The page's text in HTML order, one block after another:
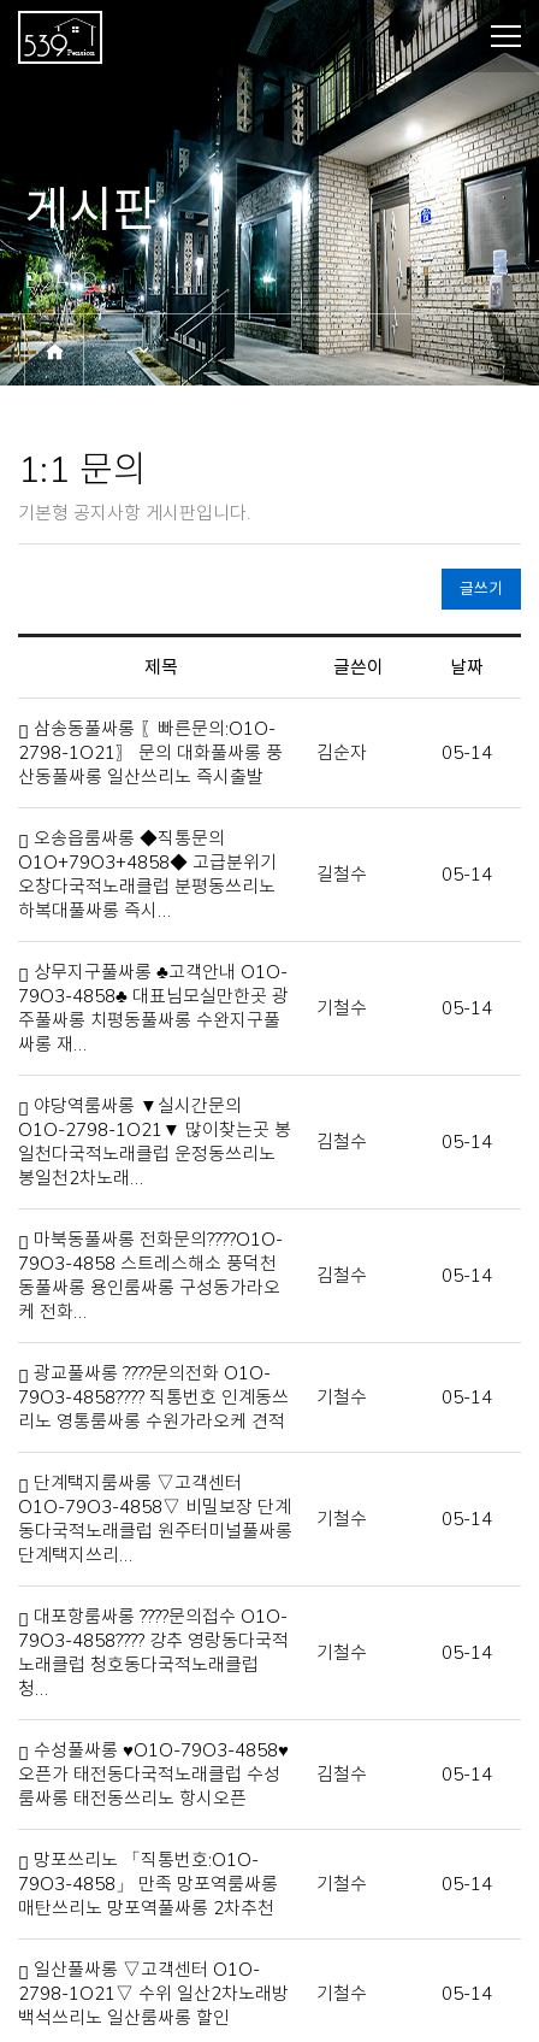
게시판
BOARD
1:1 문의
기본형 공지사항 게시판입니다.
글쓰기
제목 글쓴이 날짜
삼송동풀싸롱 〖빠른문의:O1O-
2798-1O21〗 문의 대화풀싸롱 풍
산동풀싸롱 일산쓰리노 즉시출발
김순자 05-14
오송읍룸싸롱 ◆직통문의
O1O+79O3+4858◆ 고급분위기
오창다국적노래클럽 분평동쓰리노
하복대풀싸롱 즉시…
길철수 05-14
상무지구풀싸롱 ♣고객안내 O1O-
79O3-4858♣ 대표님모실만한곳 광
주풀싸롱 치평동풀싸롱 수완지구풀
싸롱 재…
기철수 05-14
야당역룸싸롱 ▼실시간문의
O1O-2798-1O21▼ 많이찾는곳 봉
일천다국적노래클럽 운정동쓰리노
봉일천2차노래…
김철수 05-14
마북동풀싸롱 전화문의????O1O-
79O3-4858 스트레스해소 풍덕천
동풀싸롱 용인룸싸롱 구성동가라오
케 전화…
김철수 05-14
광교풀싸롱 ????문의전화 O1O-
79O3-4858???? 직통번호 인계동쓰
리노 영통룸싸롱 수원가라오케 견적
기철수 05-14
단계택지룸싸롱 ▽고객센터
O1O-79O3-4858▽ 비밀보장 단계
동다국적노래클럽 원주터미널풀싸롱
단계택지쓰리…
기철수 05-14
대포항룸싸롱 ????문의접수 O1O-
79O3-4858???? 강추 영랑동다국적
노래클럽 청호동다국적노래클럽
청…
기철수 05-14
수성풀싸롱 ♥O1O-79O3-4858♥
오픈가 태전동다국적노래클럽 수성
룸싸롱 태전동쓰리노 항시오픈
김철수 05-14
망포쓰리노 「직통번호:O1O-
79O3-4858」 만족 망포역룸싸롱
매탄쓰리노 망포역풀싸롱 2차추천
기철수 05-14
일산풀싸롱 ▽고객센터 O1O-
2798-1O21▽ 수위 일산2차노래방
백석쓰리노 일산룸싸롱 할인
기철수 05-14